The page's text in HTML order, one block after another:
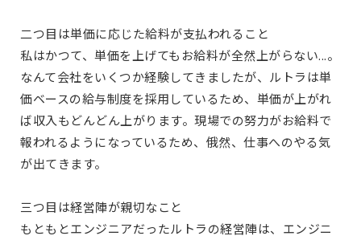
二つ目は単価に応じた給料が支払われること
私はかつて、単価を上げてもお給料が全然上がらない...。
なんて会社をいくつか経験してきましたが、ルトラは単
価ベースの給与制度を採用しているため、単価が上がれ
ば収入もどんどん上がります。現場での努力がお給料で
報われるようになっているため、俄然、仕事へのやる気
が出てきます。
三つ目は経営陣が親切なこと
もともとエンジニアだったルトラの経営陣は、エンジニ